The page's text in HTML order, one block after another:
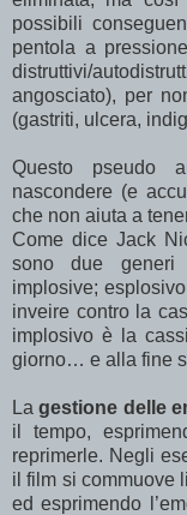
possibili
pentola a
distruttivi/
angosciato), per
(gastriti, ulcera,
Questo pseudo
nascondere (e
che non aiuta a
Come dice Jack
sono due generi
implosive;
inveire contro la
implosivo è la
giorno… e alla fine
Lagestione delle
il tempo,
reprimerle. Negli
il film si commuove
ed esprimendo